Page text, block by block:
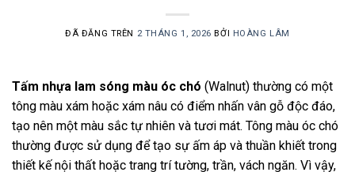
ĐÃ ĐĂNG TRÊN 2 THÁNG 1, 2026 BỞI HOÀNG LÂM
Tấm nhựa lam sóng màu óc chó (Walnut) thường có một
tông màu xám hoặc xám nâu có điểm nhấn vân gỗ độc đáo,
tạo nên một màu sắc tự nhiên và tươi mát. Tông màu óc chó
thường được sử dụng để tạo sự ấm áp và thuần khiết trong
thiết kế nội thất hoặc trang trí tường, trần, vách ngăn. Vì vậy,